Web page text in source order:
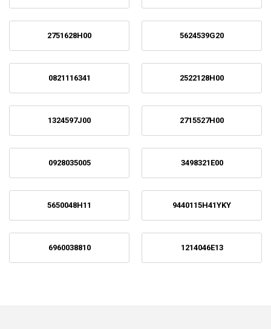
2751628H00 5624539G20
0821116341 2522128H00
1324597J00 2715527H00
0928035005 3498321E00
5650048H11 9440115H41YKY
6960038810 1214046E13